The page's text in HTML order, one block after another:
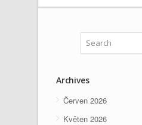
Archives
Červen 2026
Květen 2026